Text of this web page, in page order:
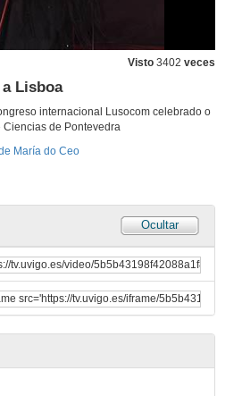
Visto 3402 veces
Lisboa
internacional Lusocom celebrado o
Ciencias de Pontevedra
María do Ceo
Ocultar
Lisboa Antiga
Que Deus me perdoe
11 de abr. de 2014
11 de abr. de 2014